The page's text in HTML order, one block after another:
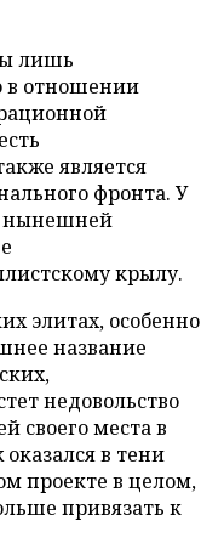
лишь
в отношении
является
фронта. У
нынешней
крылу.
элитах, особенно
название
недовольство
своего места в
в тени
проекте в целом,
привязать к